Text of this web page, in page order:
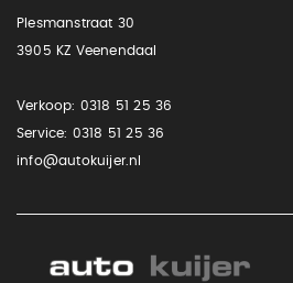
Plesmanstraat 30
3905 KZ Veenendaal
Verkoop: 0318 51 25 36
Service: 0318 51 25 36
info@autokuijer.nl